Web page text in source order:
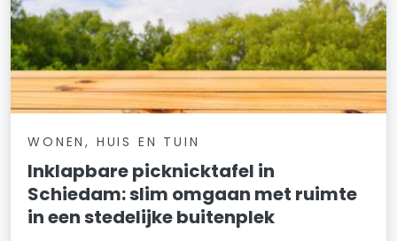
WONEN, HUIS EN TUIN
Inklapbare picknicktafel in
Schiedam: slim omgaan met ruimte
in een stedelijke buitenplek